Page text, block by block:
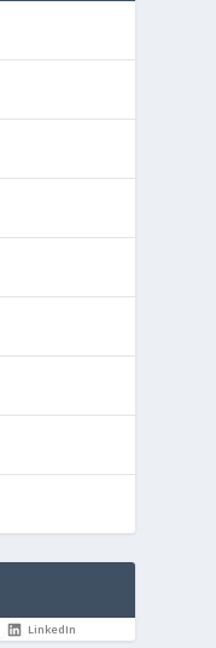
LinkedIn